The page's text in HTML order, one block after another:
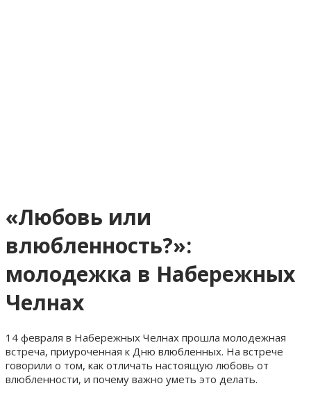
«Любовь или
влюбленность?»:
молодежка в Набережных
Челнах
14 февраля в Набережных Челнах прошла молодежная
встреча, приуроченная к Дню влюбленных. На встрече
говорили о том, как отличать настоящую любовь от
влюбленности, и почему важно уметь это делать.